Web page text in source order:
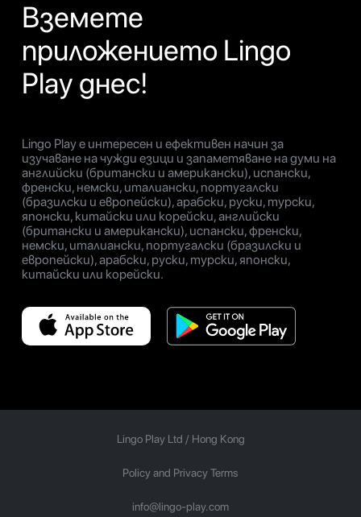
Вземете
приложението Lingo
Play днес!
Lingo Play е интересен и ефективен начин за
изучаване на чужди езици и запаметяване на думи на
английски (британски и американски), испански,
френски, немски, италиански, португалски
(бразилски и европейски), арабски, руски, турски,
японски, китайски или корейски, английски
(британски и американски), испански, френски,
немски, италиански, португалски (бразилски и
европейски), арабски, руски, турски, японски,
китайски или корейски.
Lingo Play Ltd / Hong Kong
Policy and Privacy Terms
info@lingo-play.com